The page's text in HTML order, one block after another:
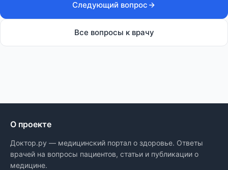
Следующий вопрос
Все вопросы к врачу
О проекте
Доктор.ру — медицинский портал о здоровье. Ответы
врачей на вопросы пациентов, статьи и публикации о
медицине.